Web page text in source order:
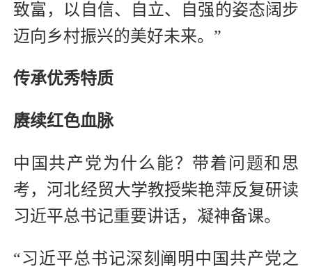
致富，以自信、自立、自强的姿态阔步
迈向乡村振兴的美好未来。”
传承优秀特质
赓续红色血脉
中国共产党为什么能？带着问题和思
考，河北经贸大学教授柴艳萍反复研读
习近平总书记重要讲话，凝神备课。
“习近平总书记深刻阐明中国共产党之